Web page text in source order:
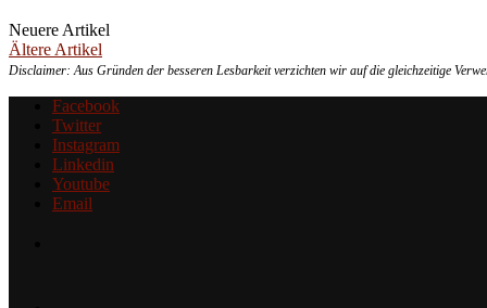
Neuere Artikel
Ältere Artikel
Disclaimer: Aus Gründen der besseren Lesbarkeit verzichten wir auf die gleichzeitige
Facebook
Twitter
Instagram
Linkedin
Youtube
Email